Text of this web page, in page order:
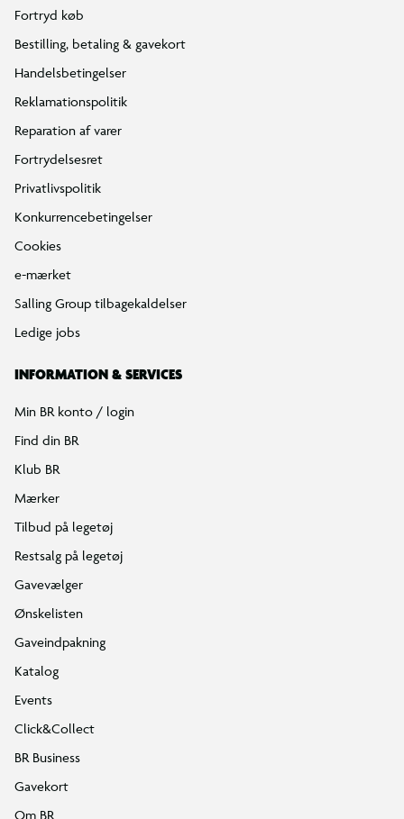
Fortryd køb
Bestilling, betaling & gavekort
Handelsbetingelser
Reklamationspolitik
Reparation af varer
Fortrydelsesret
Privatlivspolitik
Konkurrencebetingelser
Cookies
e-mærket
Salling Group tilbagekaldelser
Ledige jobs
INFORMATION & SERVICES
Min BR konto / login
Find din BR
Klub BR
Mærker
Tilbud på legetøj
Restsalg på legetøj
Gavevælger
Ønskelisten
Gaveindpakning
Katalog
Events
Click&Collect
BR Business
Gavekort
Om BR